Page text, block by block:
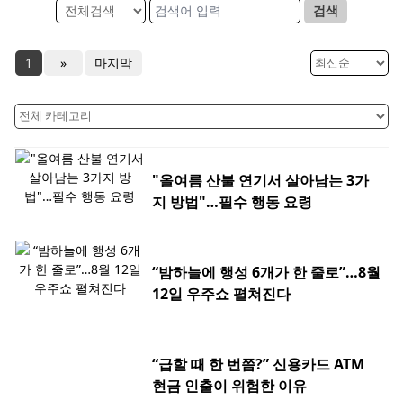
검색
1 » 마지막
"올여름 산불 연기서 살아남는 3가
지 방법"…필수 행동 요령
“밤하늘에 행성 6개가 한 줄로”…8월
12일 우주쇼 펼쳐진다
“급할 때 한 번쯤?” 신용카드 ATM
현금 인출이 위험한 이유